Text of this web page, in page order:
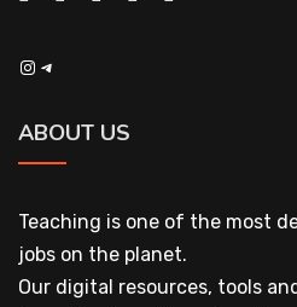
Instagram
Telegram
ABOUT US
Teaching is one of the most
jobs on the planet.
Our digital resources, tools